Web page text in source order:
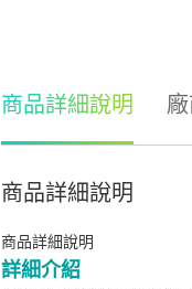
商品詳細說明
商品詳細說明
商品詳細說明
詳細介紹